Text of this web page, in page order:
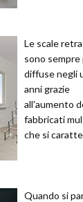
Le scale
sono sempre
diffuse negli
anni grazie
all'aumento
fabbricati
che si
Quando si